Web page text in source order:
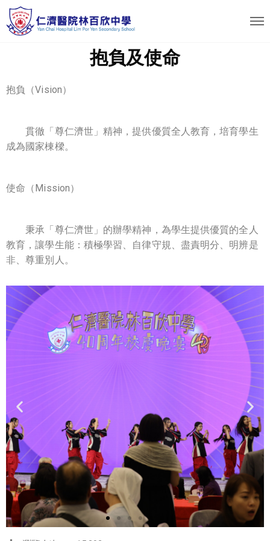
抱負及使命
抱負（Vision）
貫徹「尊仁濟世」精神，提供優質全人教育，培育學生
成為國家棟樑。
使命（Mission）
秉承「尊仁濟世」的辦學精神，為學生提供優質的全人
教育，讓學生能：積極學習、自律守規、盡責明分、明辨是
非、尊重別人。